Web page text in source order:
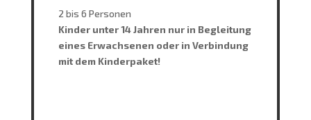
2 bis 6 Personen
Kinder unter 14 Jahren nur in Begleitung
eines Erwachsenen oder in Verbindung
mit dem Kinderpaket!